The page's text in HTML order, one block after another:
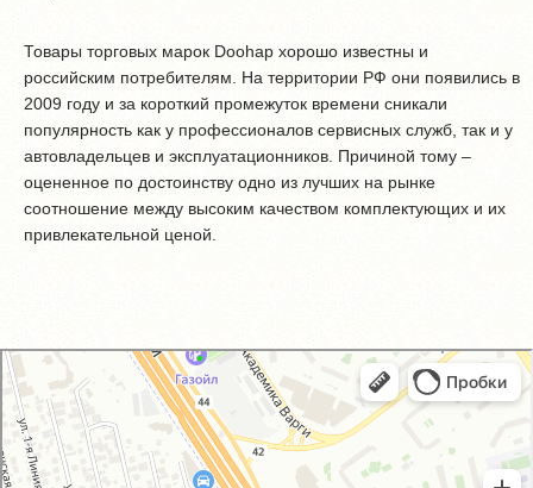
Товары торговых марок Doohap хорошо известны и
российским потребителям. На территории РФ они появились в
2009 году и за короткий промежуток времени сникали
популярность как у профессионалов сервисных служб, так и у
автовладельцев и эксплуатационников. Причиной тому –
оцененное по достоинству одно из лучших на рынке
соотношение между высоким качеством комплектующих и их
привлекательной ценой.
GM-City&VAG-Repair
Автосервис, автотехцентр в Москве
Магазин автозапчастей и автотоваров в Москве